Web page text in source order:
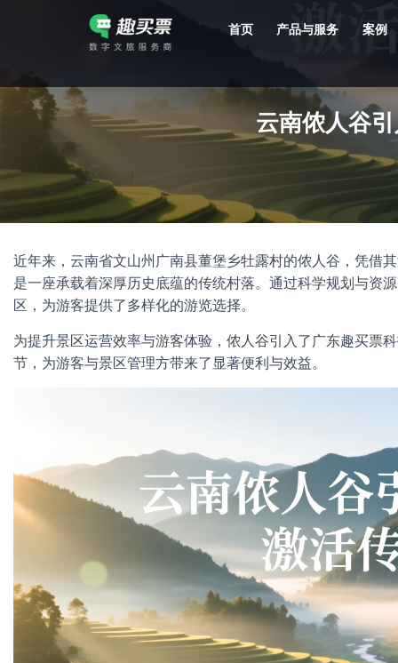
首页 产品与服务 案例
云南侬人谷
近年来，云南省文山州广南县董堡乡牡露村的侬人谷，凭借
是一座承载着深厚历史底蕴的传统村落。通过科学规划与资
区，为游客提供了多样化的游览选择。
为提升景区运营效率与游客体验，侬人谷引入了广东趣买票
节，为游客与景区管理方带来了显著便利与效益。